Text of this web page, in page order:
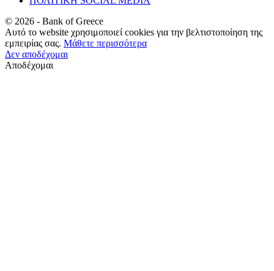
© 2026 - Bank of Greece
Αυτό το website χρησιμοποιεί cookies για την βελτιστοποίηση της
εμπειρίας σας. Μάθετε περισσότερα
Δεν αποδέχομαι
Αποδέχομαι